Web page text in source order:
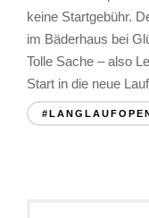
keine Startgebühr.
im Bäderhaus bei
Tolle Sache – also
Start in die neue